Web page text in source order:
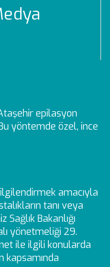
epilasyon
yöntemde özel, ince
amacıyla
tanı veya
Bakanlığı
yönetmeliği 29.
ile ilgili konularda
kapsamında